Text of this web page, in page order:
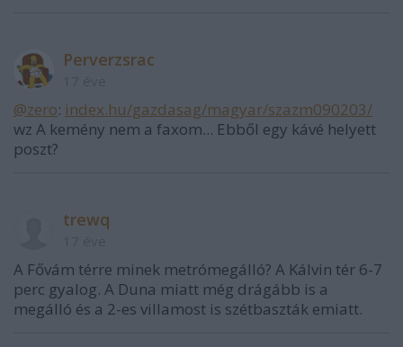
Perverzsrac
@zero: index.hu/gazdasag/magyar/szazm090203/
wz A kemény nem a faxom... Ebből egy kávé helyett
poszt?
trewq
A Fővám térre minek metrómegálló? A Kálvin tér 6-7
perc gyalog. A Duna miatt még drágább is a
megálló és a 2-es villamost is szétbaszták emiatt.